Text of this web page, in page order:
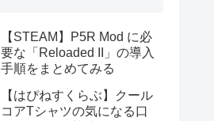
【STEAM】P5R Mod に必
要な「Reloaded II」の導入
手順をまとめてみる
【はぴねすくらぶ】クール
コアTシャツの気になる口